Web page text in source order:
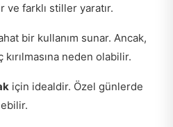
ve farklı stiller yaratır.
bir kullanım sunar. Ancak,
kırılmasına neden olabilir.
için idealdir. Özel günlerde